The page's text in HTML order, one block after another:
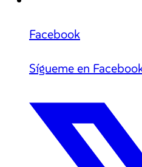
Facebook
Sígueme en